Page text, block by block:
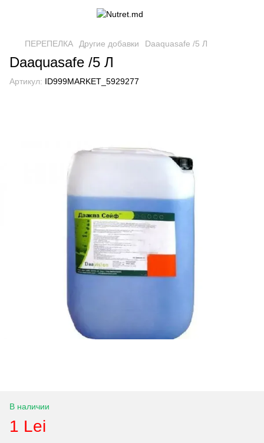
ПЕРЕПЕЛКА Другие добавки Daaquasafe /5 Л
Daaquasafe /5 Л
Артикул: ID999MARKET_5929277
В наличии
1 Lei